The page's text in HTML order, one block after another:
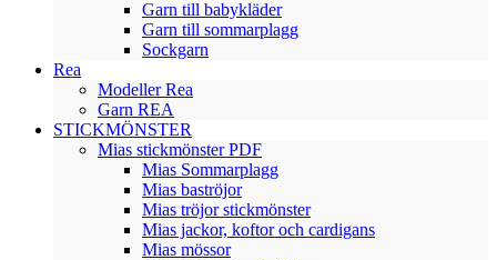
Garn till babykläder
Garn till sommarplagg
Sockgarn
Rea
Modeller Rea
Garn REA
STICKMÖNSTER
Mias stickmönster PDF
Mias Sommarplagg
Mias baströjor
Mias tröjor stickmönster
Mias jackor, koftor och cardigans
Mias mössor